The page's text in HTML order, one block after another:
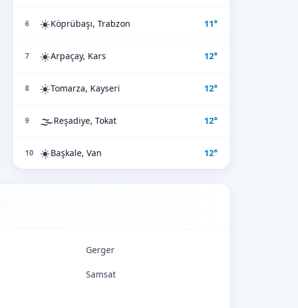
6 ☀️Köprübaşı, Trabzon 11°
7 ☀️Arpaçay, Kars 12°
8 ☀️Tomarza, Kayseri 12°
9 🌫️Reşadiye, Tokat 12°
10 ☀️Başkale, Van 12°
Gerger
Samsat